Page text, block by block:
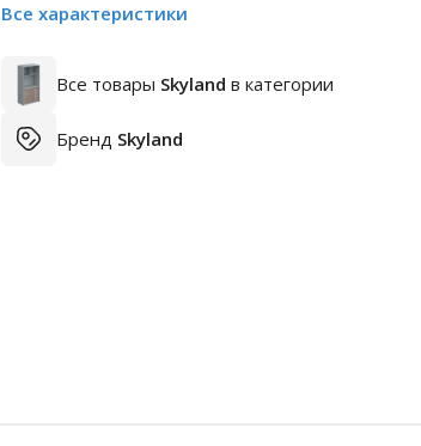
Все характеристики
Все товары Skyland в категории
Бренд Skyland